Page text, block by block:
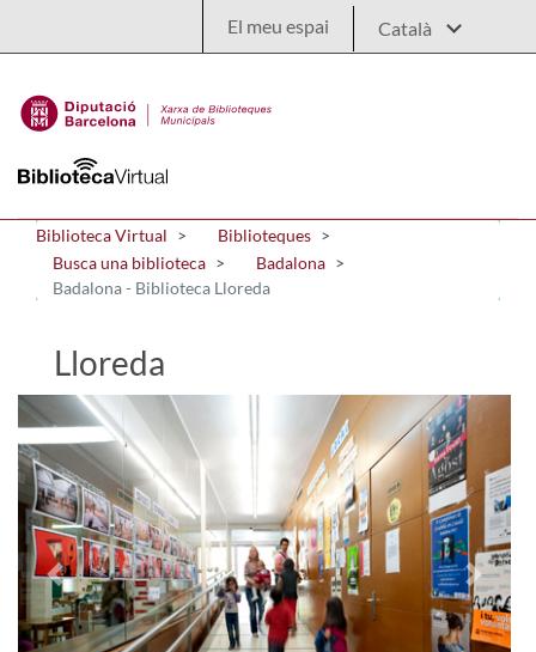
El meu espai
Biblioteca Virtual
Biblioteques
Busca una biblioteca
Badalona
Badalona - Biblioteca Lloreda
Lloreda
Previous Next